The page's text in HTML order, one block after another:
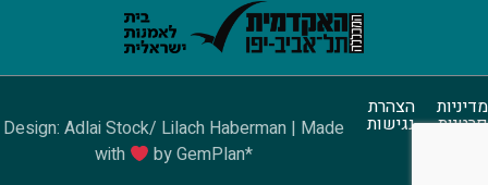
מדיניות
פרטיות
הצהרת
נגישות
Design: Adlai Stock/ Lilach Haberman | Made
with
by GemPlan*